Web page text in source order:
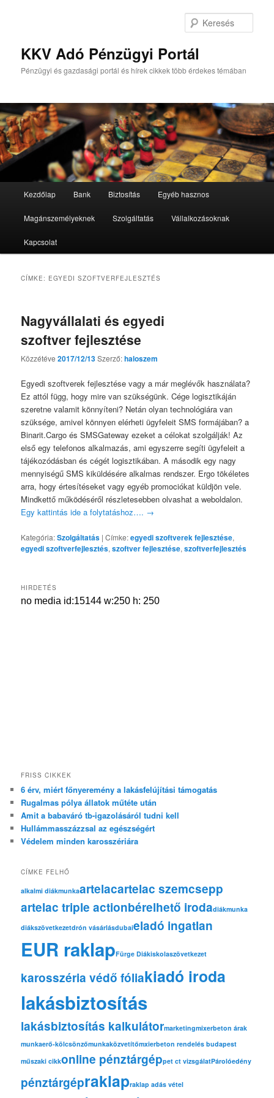
KKV Adó Pénzügyi Portál
Pénzügyi és gazdasági portál és hírek cikkek több érdekes témában
Kezdőlap Bank Biztosítás Egyéb hasznos
Magánszemélyeknek Szolgáltatás Vállalkozásoknak
Kapcsolat
CÍMKE: EGYEDI SZOFTVERFEJLESZTÉS
Nagyvállalati és egyedi
szoftver fejlesztése
Közzétéve2017/12/13Szerző:haloszem
Egyedi szoftverek fejlesztése vagy a már meglévők használata?
Ez attól függ, hogy mire van szükségünk. Cége logisztikáján
szeretne valamit könnyíteni? Netán olyan technológiára van
szüksége, amivel könnyen elérheti ügyfeleit SMS formájában? a
Binarit.Cargo és SMSGateway ezeket a célokat szolgálják! Az
első egy telefonos alkalmazás, ami egyszerre segíti ügyfeleit a
tájékozódásban és cégét logisztikában. A második egy nagy
mennyiségű SMS kiküldésére alkalmas rendszer. Ergo tökéletes
arra, hogy értesítéseket vagy egyéb promociókat küldjön vele.
Mindkettő működéséről részletesebben olvashat a weboldalon.
Egy kattintás ide a folytatáshoz…. →
Kategória:Szolgáltatás |Címke:egyedi szoftverek fejlesztése,
egyedi szoftverfejlesztés,szoftver fejlesztése,szoftverfejlesztés
HIRDETÉS
FRISS CIKKEK
6 érv, miért főnyeremény a lakásfelújítási támogatás
Rugalmas pólya állatok műtéte után
Amit a babaváró tb-igazolásáról tudni kell
Hullámmasszázzsal az egészségért
Védelem minden karosszériára
CÍMKE FELHŐ
alkalmi diákmunkaartelacartelac szemcsepp
artelac triple actionbérelhető irodadiákmunka
diákszövetkezetdrón vásárlásdubaieladó ingatlan
EUR raklapFürge Diákiskolaszövetkezet
karosszéria védő fóliakiadó iroda
lakásbiztosítás
lakásbiztosítás kalkulátormarketingmixerbeton árak
munkaerő-kölcsönzőmunkaközvetítőmxierbeton rendelés budapest
műszaki cikkonline pénztárgéppet ct vizsgálatPárolóedény
pénztárgépraklapraklap adás vétel